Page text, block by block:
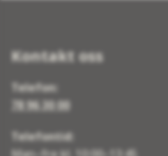
Kontakt oss
Telefon:
78 96 30 00
Telefontid: